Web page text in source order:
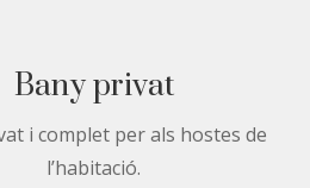
Bany privat
i complet per als hostes de
l’habitació.